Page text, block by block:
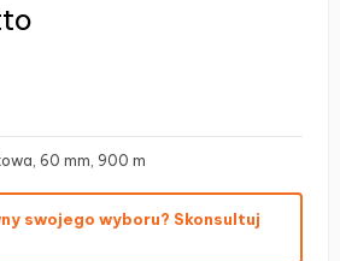
60 mm, 900 m
swojego wyboru? Skonsultuj